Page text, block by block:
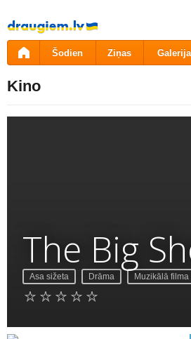
Pāriet
uz
saturu
Šodien Ziņas
Kino
The Big
Asa sižeta Drāma Muzikālā filma